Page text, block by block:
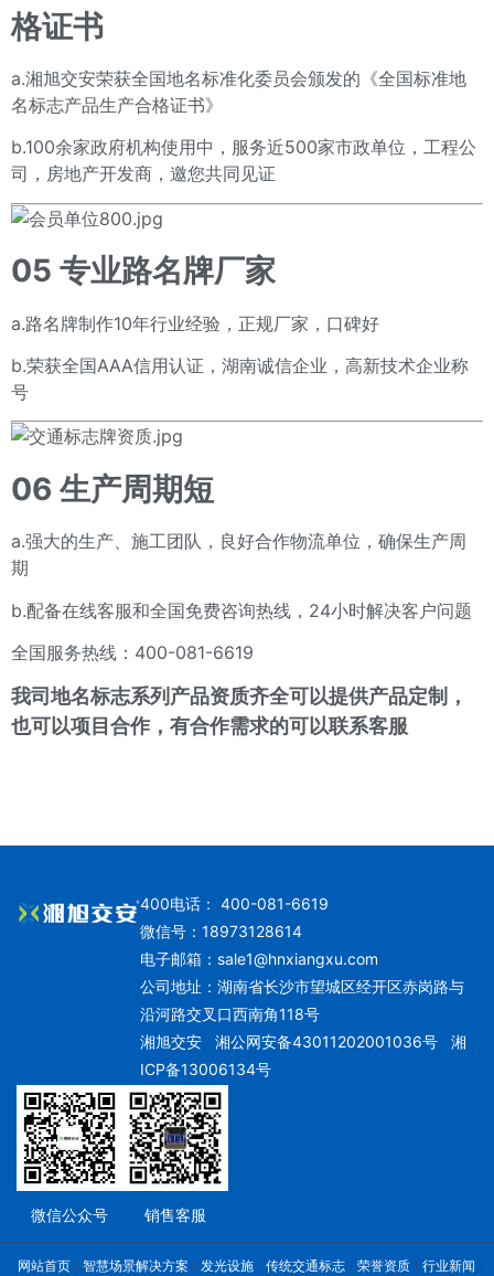
格证书
a.湘旭交安荣获全国地名标准化委员会颁发的《全国标准地
名标志产品生产合格证书》
b.100余家政府机构使用中，服务近500家市政单位，工程公
司，房地产开发商，邀您共同见证
05 专业路名牌厂家
a.路名牌制作10年行业经验，正规厂家，口碑好
b.荣获全国AAA信用认证，湖南诚信企业，高新技术企业称
号
06 生产周期短
a.强大的生产、施工团队，良好合作物流单位，确保生产周
期
b.配备在线客服和全国免费咨询热线，24小时解决客户问题
全国服务热线：400-081-6619
我司地名标志系列产品资质齐全可以提供产品定制，
也可以项目合作，有合作需求的可以联系客服
400电话： 400-081-6619
微信号：18973128614
电子邮箱： sale1@hnxiangxu.com
公司地址：湖南省长沙市望城区经开区赤岗路与
沿河路交叉口西南角118号
湘旭交安湘公网安备43011202001036号
湘
ICP备13006134号
微信公众号 销售客服
网站首页 智慧场景解决方案 发光设施 传统交通标志 荣誉资质 行业新闻